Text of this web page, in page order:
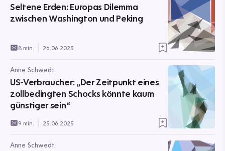
Seltene Erden: Europas Dilemma
zwischen Washington und Peking
8 min. 26.06.2025
Anne Schwedt
US-Verbraucher: „Der Zeitpunkt eines
zollbedingten Schocks könnte kaum
günstiger sein“
9 min. 25.06.2025
Anne Schwedt